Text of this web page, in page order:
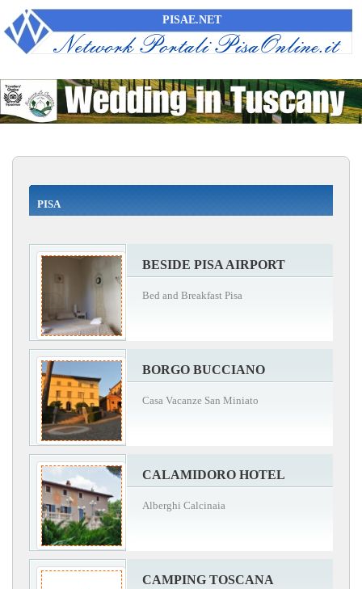
PISAE.NET
PISA
BESIDE PISA AIRPORT
Bed and Breakfast Pisa
BORGO BUCCIANO
Casa Vacanze San Miniato
CALAMIDORO HOTEL
Alberghi Calcinaia
CAMPING TOSCANA